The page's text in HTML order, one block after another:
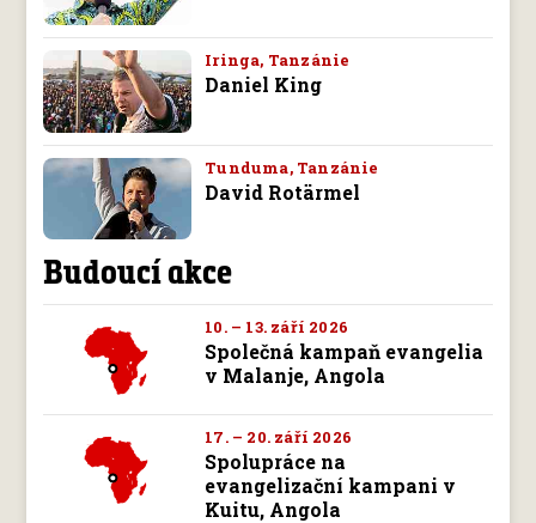
Iringa, Tanzánie
Daniel King
Tunduma, Tanzánie
David Rotärmel
Budoucí akce
10. – 13. září 2026
Společná kampaň evangelia
v Malanje, Angola
17. – 20. září 2026
Spolupráce na
evangelizační kampani v
Kuitu, Angola